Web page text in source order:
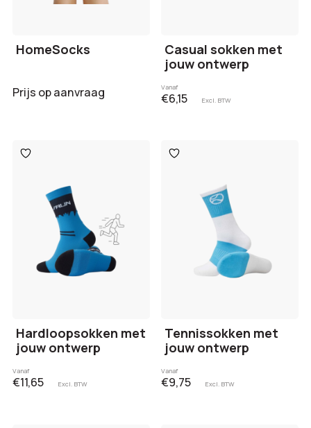
HomeSocks
Prijs op aanvraag
Casual sokken met
jouw ontwerp
Vanaf
€6,15 Excl. BTW
Toevoegen
aan
Hardloopsokken met
jouw ontwerp
Vanaf
€11,65 Excl. BTW
Toevoegen
aan
Tennissokken met
jouw ontwerp
Vanaf
€9,75 Excl. BTW